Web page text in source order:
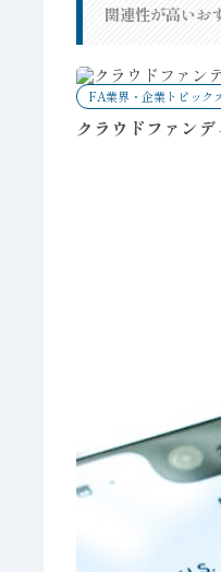
関連性が高いお
FA業界・企業トピック
クラウドファン